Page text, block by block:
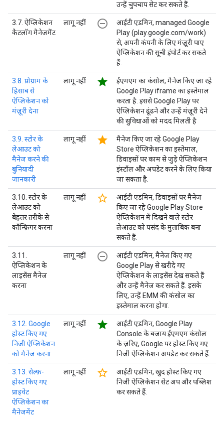
उन्हें चुपचाप सेट कर सकते हैं.
3.7. ऐप्लिकेशन
कैटलॉग मैनेजमेंट
लागू नहीं remove_circle_outline
आईटी एडमिन, managed Google
Play (play.google.com/work)
से, अपनी कंपनी के लिए मंज़ूरी पाए
ऐप्लिकेशन की सूची इंपोर्ट कर सकते
हैं.
3.8. प्रोग्राम के
हिसाब से
ऐप्लिकेशन को
मंज़ूरी देना
लागू नहीं star
ईएमएम का कंसोल, मैनेज किए जा रहे
Google Play iframe का इस्तेमाल
करता है. इससे Google Play पर
ऐप्लिकेशन ढूंढने और उन्हें मंज़ूरी देने
की सुविधाओं को मदद मिलती है
3.9. स्टोर के
लेआउट को
मैनेज करने की
बुनियादी
जानकारी
लागू नहीं star
मैनेज किए जा रहे Google Play
Store ऐप्लिकेशन का इस्तेमाल,
डिवाइसों पर काम से जुड़े ऐप्लिकेशन
इंस्टॉल और अपडेट करने के लिए किया
जा सकता है.
3.10. स्टोर के
लेआउट को
बेहतर तरीके से
कॉन्फ़िगर करना
लागू नहीं star_border
आईटी एडमिन, डिवाइसों पर मैनेज
किए जा रहे Google Play Store
ऐप्लिकेशन में दिखने वाले स्टोर
लेआउट को पसंद के मुताबिक बना
सकते हैं.
3.11.
ऐप्लिकेशन के
लाइसेंस मैनेज
करना
लागू नहीं remove_circle_outline
आईटी एडमिन, मैनेज किए गए
Google Play से खरीदे गए
ऐप्लिकेशन के लाइसेंस देख सकते हैं
और उन्हें मैनेज कर सकते हैं. इसके
लिए, उन्हें EMM की कंसोल का
इस्तेमाल करना होगा.
3.12. Google
होस्ट किए गए
निजी ऐप्लिकेशन
को मैनेज करना
लागू नहीं star
आईटी एडमिन, Google Play
Console के बजाय ईएमएम कंसोल
के ज़रिए, Google पर होस्ट किए गए
निजी ऐप्लिकेशन अपडेट कर सकते हैं.
3.13. सेल्फ़-
होस्ट किए गए
प्राइवेट
ऐप्लिकेशन का
मैनेजमेंट
लागू नहीं star_border
आईटी एडमिन, खुद होस्ट किए गए
निजी ऐप्लिकेशन सेट अप और पब्लिश
कर सकते हैं.